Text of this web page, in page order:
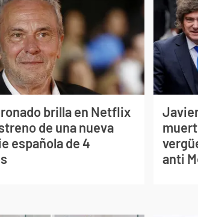
brilla en Netflix
de una nueva
española de 4
anti